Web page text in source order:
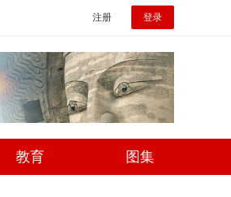
注册 登录
教育 图集